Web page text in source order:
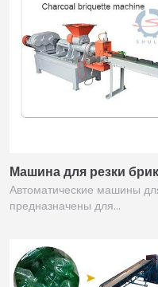
Машина для резки
Автоматические машины
предназначены для…